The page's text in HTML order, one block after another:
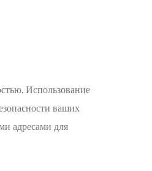
Использование
ваших
адресами для